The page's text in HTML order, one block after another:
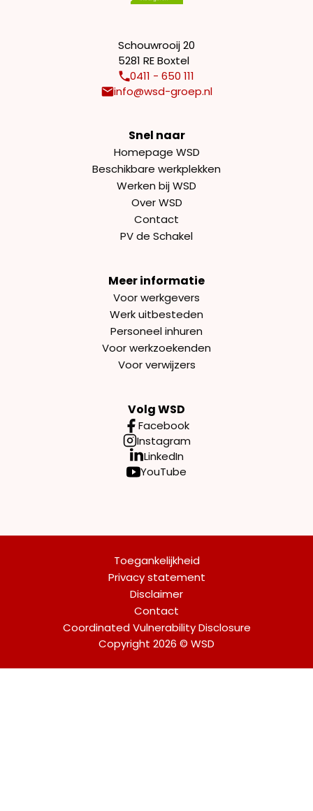
Schouwrooij 20
5281 RE Boxtel
0411 - 650 111
info@wsd-groep.nl
Snel naar
Homepage WSD
Beschikbare werkplekken
Werken bij WSD
Over WSD
Contact
PV de Schakel
Meer informatie
Voor werkgevers
Werk uitbesteden
Personeel inhuren
Voor werkzoekenden
Voor verwijzers
Volg WSD
Facebook
Instagram
LinkedIn
YouTube
Toegankelijkheid
Privacy statement
Disclaimer
Contact
Coordinated Vulnerability Disclosure
Copyright 2026 © WSD